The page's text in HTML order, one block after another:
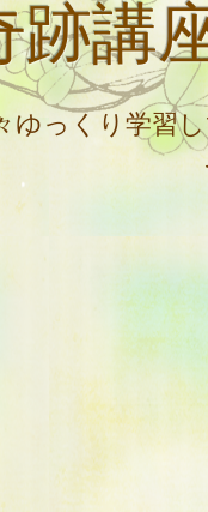
跡講
ゆっくり学習